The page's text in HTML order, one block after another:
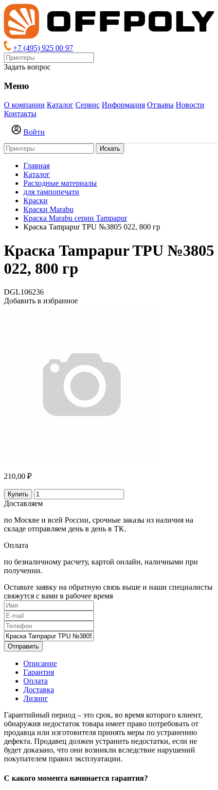
+7 (495) 925 00 97
Задать вопрос
Меню
О компании Каталог Сервис Информация Отзывы Новости
Контакты
Войти
Искать
Главная
Каталог
Расходные материалы
для тампопечати
Краски
Краски Marabu
Краска Marabu серии Tampapur
Краска Tampapur TPU №3805 022, 800 гр
Краска Tampapur TPU №3805
022, 800 гр
DGL106236
Добавить в избранное
210,00 ₽
Купить
Доставляем
по Москве и всей России, срочные заказы из наличия на
складе отправляем день в день в ТК.
Оплата
по безналичному расчету, картой онлайн, наличными при
получении.
Оставьте заявку на обратную связь выше и наши специалисты
свяжутся с вами в рабочее время
Отправить
Описание
Гарантия
Оплата
Доставка
Лизинг
Гарантийный период – это срок, во время которого клиент,
обнаружив недостаток товара имеет право потребовать от
продавца или изготовителя принять меры по устранению
дефекта. Продавец должен устранить недостатки, если не
будет доказано, что они возникли вследствие нарушений
покупателем правил эксплуатации.
С какого момента начинается гарантия?